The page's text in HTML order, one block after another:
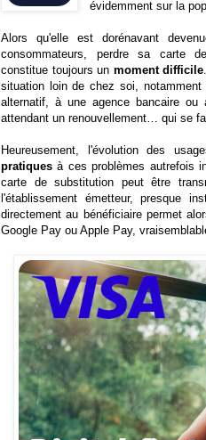
évidemment sur la
Alors qu'elle est dorénavant
consommateurs, perdre sa carte
constitue toujours un moment difficile
situation loin de chez soi,
alternatif, à une agence bancaire
attendant un renouvellement… qui se
Heureusement, l'évolution des
pratiques à ces problèmes autrefois
carte de substitution peut être
l'établissement émetteur, presque
directement au bénéficiaire permet
Google Pay ou Apple Pay,